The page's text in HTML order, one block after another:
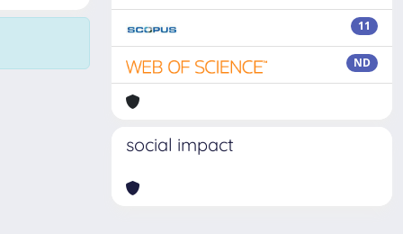
11
ND
social impact